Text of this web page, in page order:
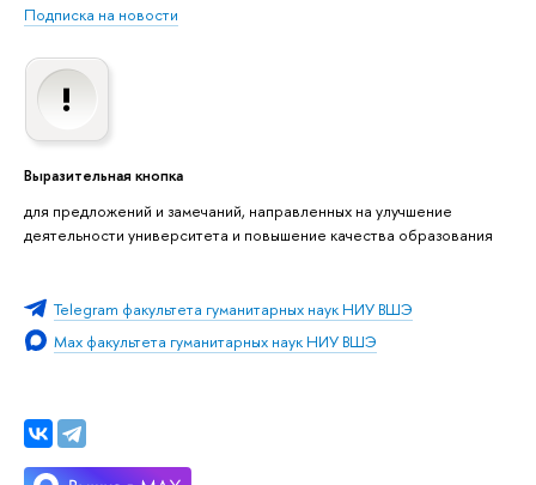
Подписка на новости
Выразительная кнопка
для предложений и замечаний, направленных на улучшение
деятельности университета и повышение качества образования
Telegram факультета гуманитарных наук НИУ ВШЭ
Max факультета гуманитарных наук НИУ ВШЭ